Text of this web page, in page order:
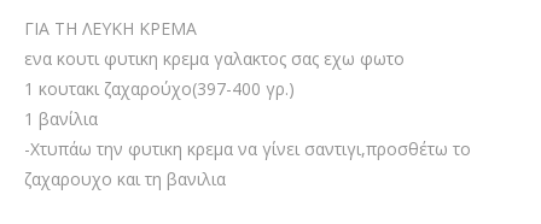
ΓΙΑ ΤΗ ΛΕΥΚΗ ΚΡΕΜΑ
ενα κουτι φυτικη κρεμα γαλακτος σας εχω φωτο
1 κουτακι ζαχαρούχο(397-400 γρ.)
1 βανίλια
-Χτυπάω την φυτικη κρεμα να γίνει σαντιγι,προσθέτω το
ζαχαρουχο και τη βανιλια